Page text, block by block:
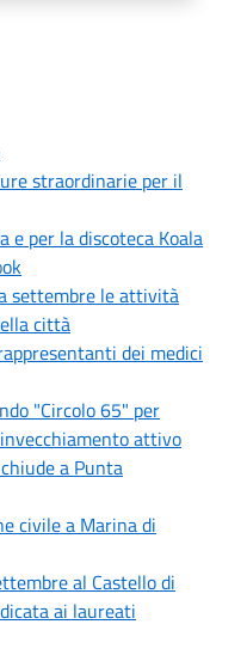
straordinarie per il
e per la discoteca Koala
settembre le attività
città
dei medici
"Circolo 65" per
attivo
a Punta
civile a Marina di
al Castello di
ai laureati